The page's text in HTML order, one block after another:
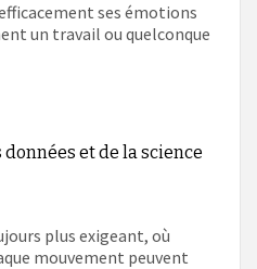
ses émotions
un travail ou quelconque
données et de la science
plus exigeant, où
mouvement peuvent